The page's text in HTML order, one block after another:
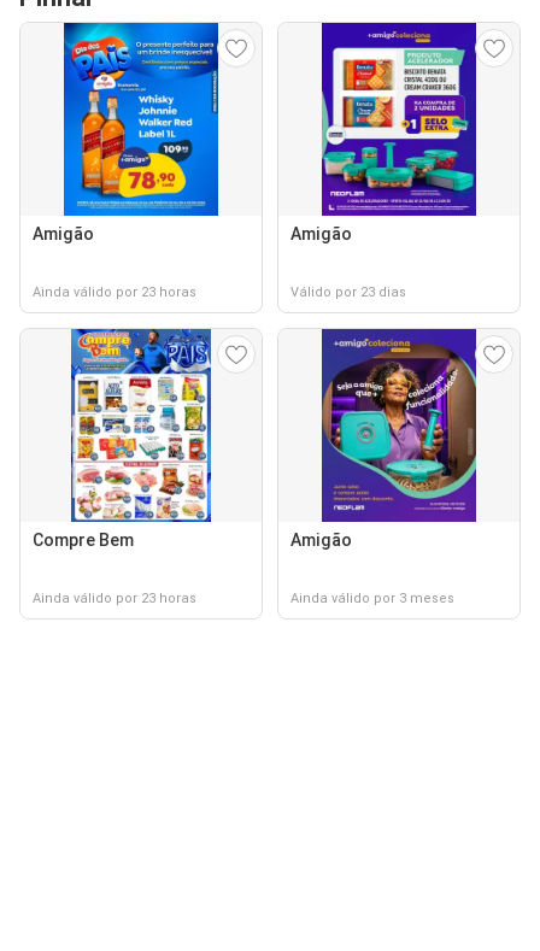
Amigão
Ainda válido por 23 horas
Amigão
Válido por 23 dias
Compre Bem
Ainda válido por 23 horas
Amigão
Ainda válido por 3 meses